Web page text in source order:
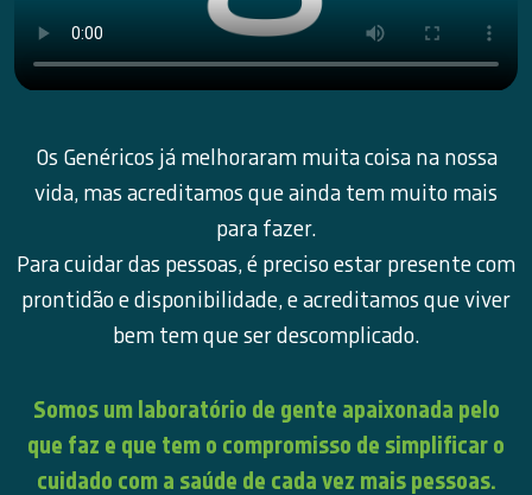
Os Genéricos já melhoraram muita coisa na nossa
vida, mas acreditamos que ainda tem muito mais
para fazer.
Para cuidar das pessoas, é preciso estar presente com
prontidão e disponibilidade, e acreditamos que viver
bem tem que ser descomplicado.
Somos um laboratório de gente apaixonada pelo
que faz e que tem o compromisso de simplificar o
cuidado com a saúde de cada vez mais pessoas.